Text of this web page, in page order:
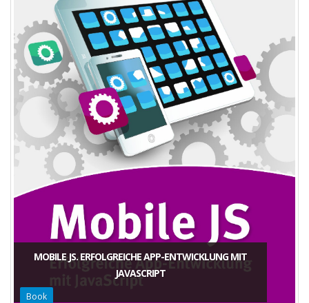
MOBILE JS. ERFOLGREICHE APP-ENTWICKLUNG MIT
JAVASCRIPT
Book